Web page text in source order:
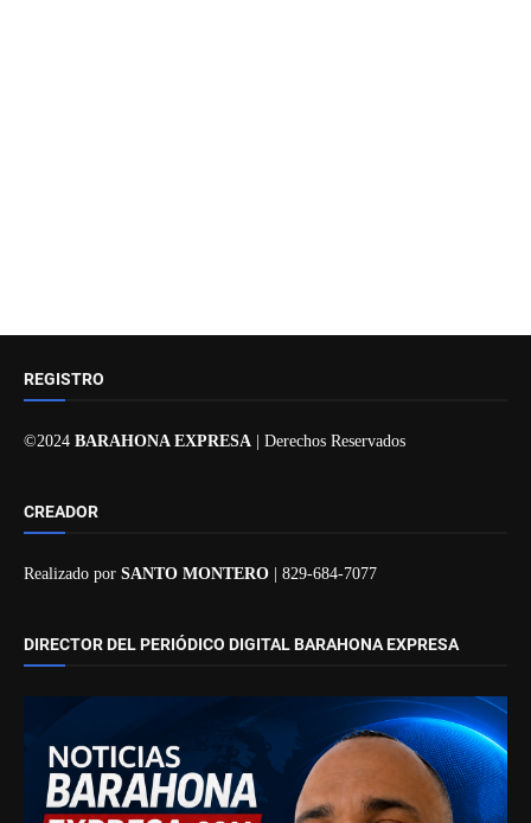
REGISTRO
©2024 BARAHONA EXPRESA | Derechos Reservados
CREADOR
Realizado por SANTO MONTERO | 829-684-7077
DIRECTOR DEL PERIÓDICO DIGITAL BARAHONA EXPRESA